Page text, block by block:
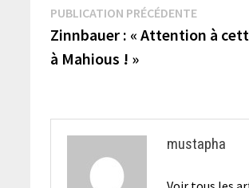
Navigation
de
PUBLICATION PRÉCÉDENTE
Zinnbauer : « Attention à
à Mahious ! »
mustapha